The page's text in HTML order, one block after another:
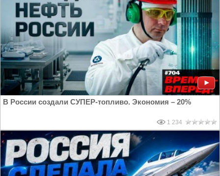
В России создали СУПЕР-топливо. Экономия – 20%
1 234